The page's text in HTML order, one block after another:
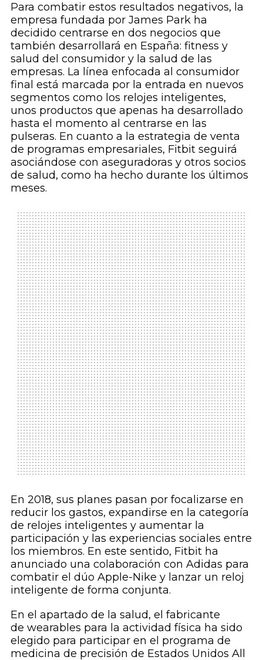
Para combatir estos resultados negativos, la
empresa fundada por James Park ha
decidido centrarse en dos negocios que
también desarrollará en España: fitness y
salud del consumidor y la salud de las
empresas. La línea enfocada al consumidor
final está marcada por la entrada en nuevos
segmentos como los relojes inteligentes,
unos productos que apenas ha desarrollado
hasta el momento al centrarse en las
pulseras. En cuanto a la estrategia de venta
de programas empresariales, Fitbit seguirá
asociándose con aseguradoras y otros socios
de salud, como ha hecho durante los últimos
meses.
En 2018, sus planes pasan por focalizarse en
reducir los gastos, expandirse en la categoría
de relojes inteligentes y aumentar la
participación y las experiencias sociales entre
los miembros. En este sentido, Fitbit ha
anunciado una colaboración con Adidas para
combatir el dúo Apple-Nike y lanzar un reloj
inteligente de forma conjunta.
En el apartado de la salud, el fabricante
de wearables para la actividad física ha sido
elegido para participar en el programa de
medicina de precisión de Estados Unidos All